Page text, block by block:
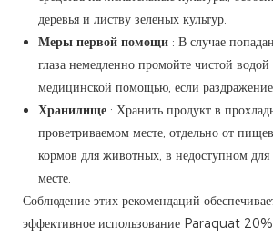
деревья и листву зеленых культур.
Меры первой помощи : В случае
глаза немедленно промойте чистой водой
медицинской помощью, если
Хранилище : Хранить продукт в
проветриваемом месте, отдельно от
кормов для животных, в недоступном
месте.
Соблюдение этих рекомендаций
эффективное использование Paraquat